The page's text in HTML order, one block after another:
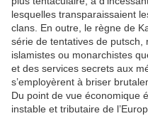
lesquelles transparaissaient
clans. En outre, le règne de
série de tentatives de putsch,
islamistes ou monarchistes
et des services secrets aux
s’employèrent à briser
Du point de vue économique
instable et tributaire de